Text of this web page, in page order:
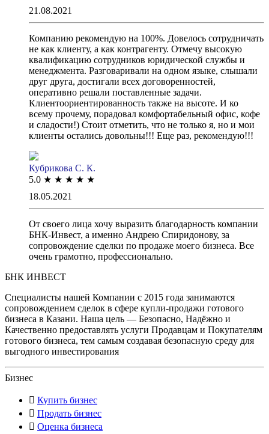
21.08.2021
Компанию рекомендую на 100%. Довелось сотрудничать
не как клиенту, а как контрагенту. Отмечу высокую
квалификацию сотрудников юридической службы и
менеджмента. Разговаривали на одном языке, слышали
друг друга, достигали всех договоренностей,
оперативно решали поставленные задачи.
Клиентоориентированность также на высоте. И ко
всему прочему, порадовал комфортабельный офис, кофе
и сладости!) Стоит отметить, что не только я, но и мои
клиенты остались довольны!!! Еще раз, рекомендую!!!
Кубрикова С. К.
5.0 ★ ★ ★ ★ ★
18.05.2021
От своего лица хочу выразить благодарность компании
БНК-Инвест, а именно Андрею Спиридонову, за
сопровождение сделки по продаже моего бизнеса. Все
очень грамотно, профессионально.
БНК ИНВЕСТ
Специалисты нашей Компании с 2015 года занимаются
сопровождением сделок в сфере купли-продажи готового
бизнеса в Казани. Наша цель — Безопасно, Надёжно и
Качественно предоставлять услуги Продавцам и Покупателям
готового бизнеса, тем самым создавая безопасную среду для
выгодного инвестирования
Бизнес
Купить бизнес
Продать бизнес
Оценка бизнеса